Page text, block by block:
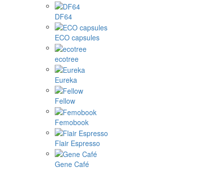
DF64
ECO capsules
ecotree
Eureka
Fellow
Femobook
Flair Espresso
Gene Café